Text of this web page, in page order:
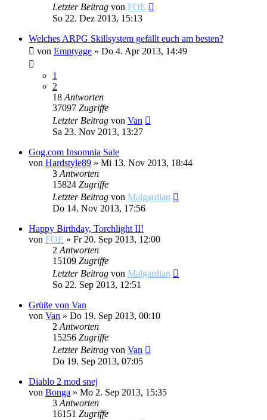
Letzter Beitrag von FOE
So 22. Dez 2013, 15:13
Welches ARPG Skillsystem gefällt euch am besten?
von Emptyage » Do 4. Apr 2013, 14:49
1
2
18 Antworten
37097 Zugriffe
Letzter Beitrag von Van
Sa 23. Nov 2013, 13:27
Gog.com Insomnia Sale
von Hardstyle89 » Mi 13. Nov 2013, 18:44
3 Antworten
15824 Zugriffe
Letzter Beitrag von Malgardian
Do 14. Nov 2013, 17:56
Happy Birthday, Torchlight II!
von FOE » Fr 20. Sep 2013, 12:00
2 Antworten
15109 Zugriffe
Letzter Beitrag von Malgardian
So 22. Sep 2013, 12:51
Grüße von Van
von Van » Do 19. Sep 2013, 00:10
2 Antworten
15256 Zugriffe
Letzter Beitrag von Van
Do 19. Sep 2013, 07:05
Diablo 2 mod snej
von Bonga » Mo 2. Sep 2013, 15:35
3 Antworten
16151 Zugriffe